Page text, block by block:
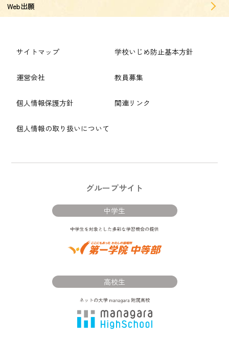
Web出願
サイトマップ
運営会社
個人情報保護方針
個人情報の取り扱いについて
学校いじめ防止基本方針
教員募集
関連リンク
グループサイト
中学生
高校生